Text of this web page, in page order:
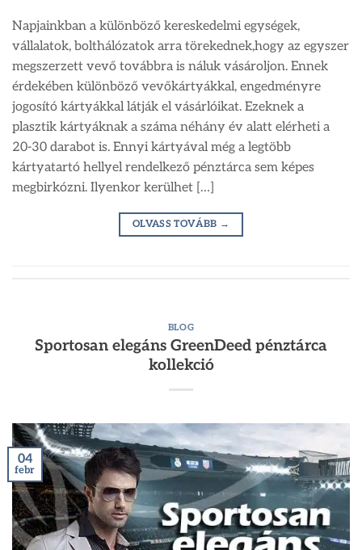
Napjainkban a különböző kereskedelmi egységek,
vállalatok, bolthálózatok arra törekednek,hogy az egyszer
megszerzett vevő továbbra is náluk vásároljon. Ennek
érdekében különböző vevőkártyákkal, engedményre
jogosító kártyákkal látják el vásárlóikat. Ezeknek a
plasztik kártyáknak a száma néhány év alatt elérheti a
20-30 darabot is. Ennyi kártyával még a legtöbb
kártyatartó hellyel rendelkező pénztárca sem képes
megbirkózni. Ilyenkor kerülhet […]
OLVASS TOVÁBB →
BLOG
Sportosan elegáns GreenDeed pénztárca
kollekció
04
febr